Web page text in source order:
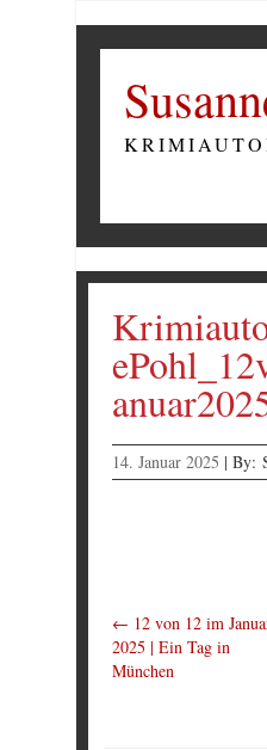
14. Januar 2025 | By:
← 12 von 12 im
2025 | Ein Tag in
München